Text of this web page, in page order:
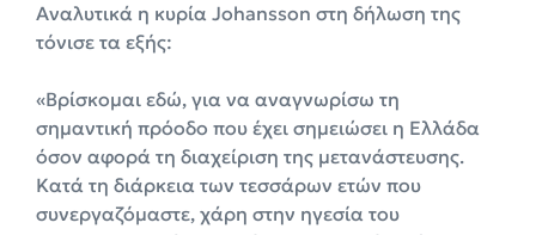
Αναλυτικά η κυρία Johansson στη δήλωση της
τόνισε τα εξής:
«Βρίσκομαι εδώ, για να αναγνωρίσω τη
σημαντική πρόοδο που έχει σημειώσει η Ελλάδα
όσον αφορά τη διαχείριση της μετανάστευσης.
Κατά τη διάρκεια των τεσσάρων ετών που
συνεργαζόμαστε, χάρη στην ηγεσία του